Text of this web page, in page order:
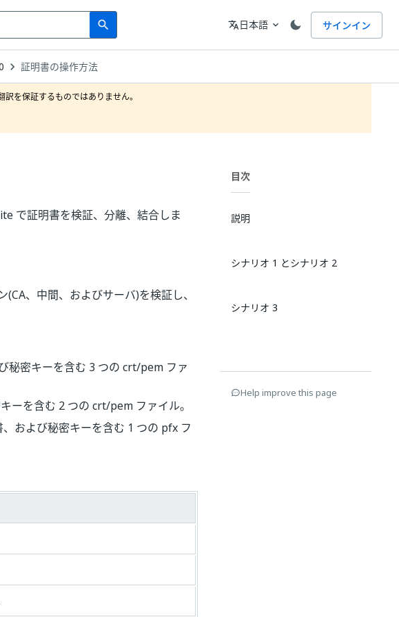
search
Search 言語
translate日本語 expand_more サインイン
証明書の操作方法
を保証するものではありません。
で証明書を検証、分離、結合しま
、中間、およびサーバ)を検証し、
秘密キーを含む 3 つの crt/pem ファ
ーを含む 2 つの crt/pem ファイル。
および秘密キーを含む 1 つの pfx フ
目次
説明
シナリオ 1 とシナリオ 2
シナリオ 3
Help improve this page